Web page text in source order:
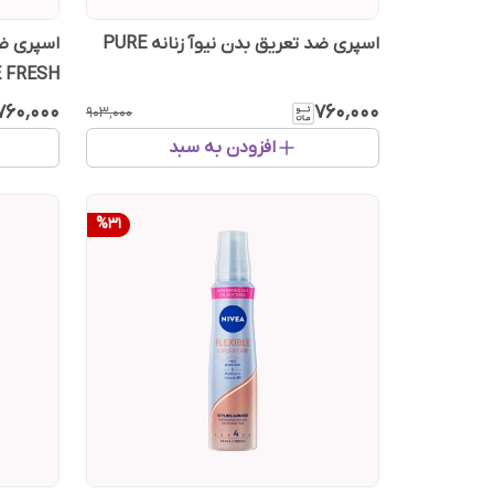
اسپری ضد تعریق بدن نیوآ زنانه PURE
۷۶۰٬۰۰۰ ۹۰۳٬۰۰۰
افزودن به سبد
اسپری
%31